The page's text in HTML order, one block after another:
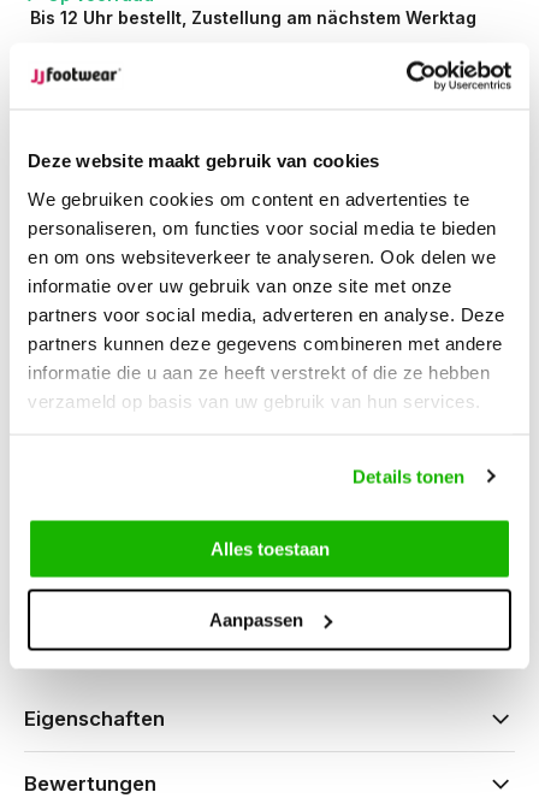
Deze website maakt gebruik van cookies
We gebruiken cookies om content en advertenties te
personaliseren, om functies voor social media te bieden
en om ons websiteverkeer te analyseren. Ook delen we
informatie over uw gebruik van onze site met onze
partners voor social media, adverteren en analyse. Deze
partners kunnen deze gegevens combineren met andere
informatie die u aan ze heeft verstrekt of die ze hebben
verzameld op basis van uw gebruik van hun services.
Details tonen
Alles toestaan
Aanpassen
Bis 12 Uhr bestellt, Zustellung am nächstem Werktag
Werktags vor 12:00 Uhr bestellt,
noch am selben Tag
Kostenloser Versandab € 100,-
Beschreibung
Tilburg - Weiß/Blau
info@jjfootwear.com
Eigenschaften
Bewertungen